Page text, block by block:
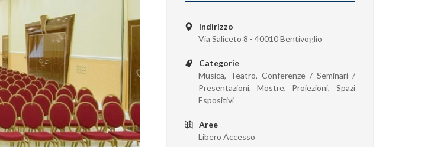
Indirizzo
Via Saliceto 8 - 40010 Bentivoglio
Categorie
Musica, Teatro, Conferenze / Seminari /
Presentazioni, Mostre, Proiezioni, Spazi
Espositivi
Aree
Libero Accesso